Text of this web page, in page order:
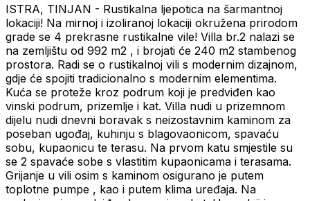
ISTRA, TINJAN - Rustikalna ljepotica na šarmantnoj
lokaciji! Na mirnoj i izoliranoj lokaciji okružena prirodom
grade se 4 prekrasne rustikalne vile! Villa br.2 nalazi se
na zemljištu od 992 m2 , i brojati će 240 m2 stambenog
prostora. Radi se o rustikalnoj vili s modernim dizajnom,
gdje će spojiti tradicionalno s modernim elementima.
Kuća se proteže kroz podrum koji je predviđen kao
vinski podrum, prizemlje i kat. Villa nudi u prizemnom
dijelu nudi dnevni boravak s neizostavnim kaminom za
poseban ugođaj, kuhinju s blagovaonicom, spavaću
sobu, kupaonicu te terasu. Na prvom katu smjestile su
se 2 spavaće sobe s vlastitim kupaonicama i terasama.
Grijanje u vili osim s kaminom osigurano je putem
toplotne pumpe , kao i putem klima uređaja. Na